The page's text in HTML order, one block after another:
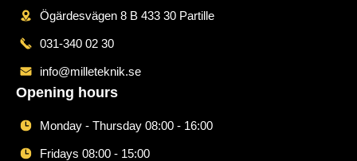
Ögärdesvägen 8 B 433 30 Partille
031-340 02 30
info@milleteknik.se
Opening hours
Monday - Thursday 08:00 - 16:00
Fridays 08:00 - 15:00